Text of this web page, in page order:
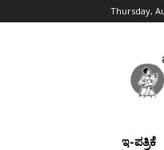
Thursday,
ಇ-ಪತ್ರಿಕೆ